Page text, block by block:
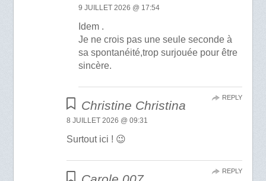
9 JUILLET 2026 @ 17:54
Idem .
Je ne crois pas une seule seconde à
sa spontanéité,trop surjouée pour être
sincère.
Christine Christina
8 JUILLET 2026 @ 09:31
Surtout ici ! 😉
REPLY
REPLY